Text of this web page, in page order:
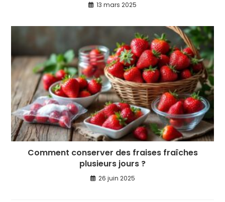
13 mars 2025
Comment conserver des fraises fraîches
plusieurs jours ?
26 juin 2025